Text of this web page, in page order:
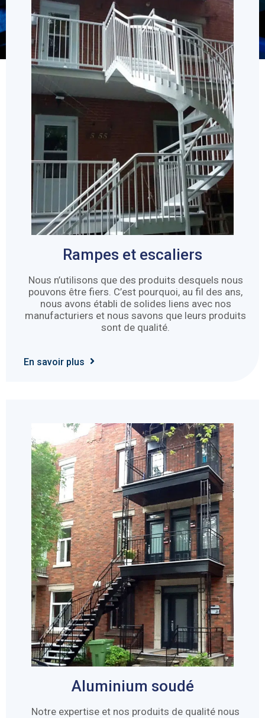
Rampes et escaliers
Nous n’utilisons que des produits desquels nous
pouvons être fiers. C’est pourquoi, au fil des ans,
nous avons établi de solides liens avec nos
manufacturiers et nous savons que leurs produits
sont de qualité.
En savoir plus
Aluminium soudé
Notre expertise et nos produits de qualité nous